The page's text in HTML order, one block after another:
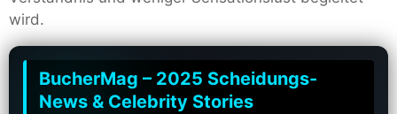
wird.
BucherMag – 2025 Scheidungs-
News & Celebrity Stories